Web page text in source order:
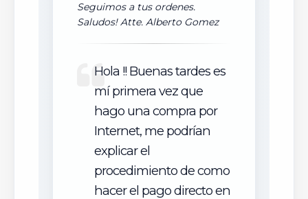
Seguimos a tus ordenes.
Saludos! Atte. Alberto Gomez
Hola !! Buenas tardes es
mí primera vez que
hago una compra por
Internet, me podrían
explicar el
procedimiento de como
hacer el pago directo en